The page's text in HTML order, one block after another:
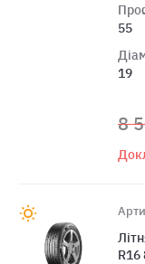
55
19
8
R16